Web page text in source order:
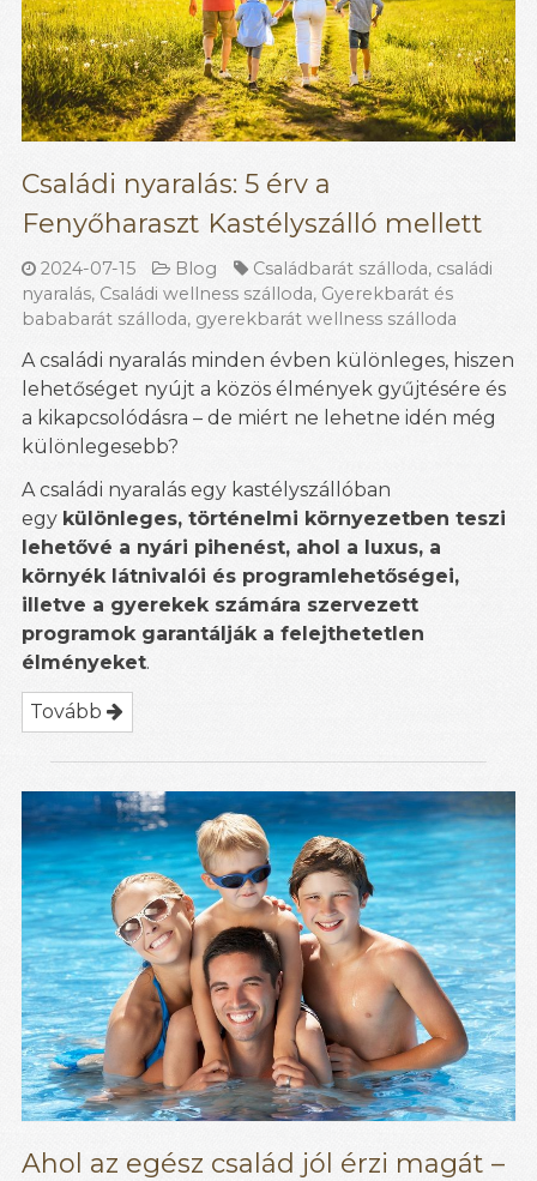
Családi nyaralás: 5 érv a
Fenyőharaszt Kastélyszálló mellett
2024-07-15 Blog Családbarát szálloda, családi
nyaralás, Családi wellness szálloda, Gyerekbarát és
bababarát szálloda, gyerekbarát wellness szálloda
A családi nyaralás minden évben különleges, hiszen
lehetőséget nyújt a közös élmények gyűjtésére és
a kikapcsolódásra – de miért ne lehetne idén még
különlegesebb?
A családi nyaralás egy kastélyszállóban
egy különleges, történelmi környezetben teszi
lehetővé a nyári pihenést, ahol a luxus, a
környék látnivalói és programlehetőségei,
illetve a gyerekek számára szervezett
programok garantálják a felejthetetlen
élményeket.
Tovább
Ahol az egész család jól érzi magát –